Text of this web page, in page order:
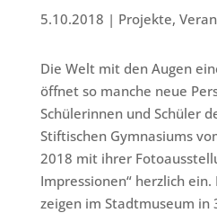
5.10.2018 | Projekte,
Die Welt mit den Augen
öffnet so manche neue
Schülerinnen und Schüler
Stiftischen Gymnasiums
2018 mit ihrer
Impressionen“ herzlich ein.
zeigen im Stadtmuseum in